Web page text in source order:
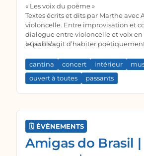
« Les voix du poème »
Textes écrits et dits par Marthe avec
violoncelle. Entre improvisation et
dialogue entre violoncelle et voix en
le public...
« Car il s’agit d’habiter
cantina concert intérieur
ouvert à toutes
passants
🗓️ ÉVÈNEMENTS
Amigas do Brasil |